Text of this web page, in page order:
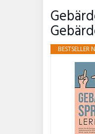
BESTSELLER